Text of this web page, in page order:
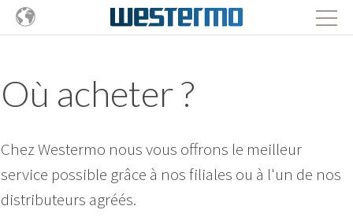
Où acheter ?
Chez Westermo nous vous offrons le meilleur
service possible grâce à nos filiales ou à l'un de nos
distributeurs agréés.